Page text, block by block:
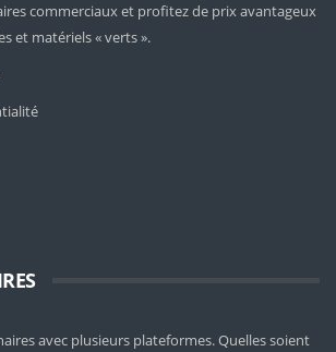
commerciaux et profitez de prix avantageux
et matériels « verts ».
avec plusieurs plateformes. Quelles soient